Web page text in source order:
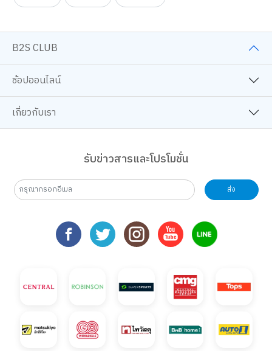
B2S CLUB
ช้อปออนไลน์
เกี่ยวกับเรา
รับข่าวสารและโปรโมชั่น
ส่ง